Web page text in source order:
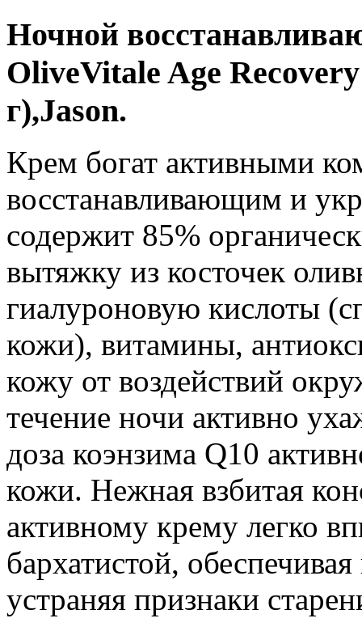
Ночной
OliveVitale Age
г),Jason.
Крем богат активными
восстанавливающим и
содержит 85%
вытяжку из косточек
гиалуроновую кислоты
кожи), витамины,
кожу от воздействий
течение ночи активно
доза коэнзима Q10
кожи. Нежная взбитая
активному крему легко
бархатистой,
устраняя признаки